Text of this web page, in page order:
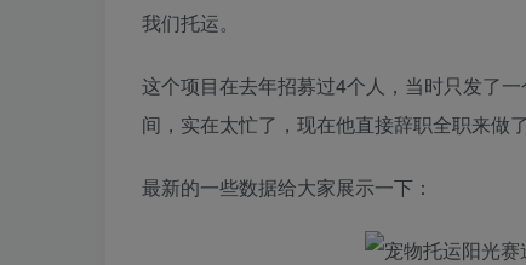
我们托运。
这个项目在去年招募过4个人，当时只发了
间，实在太忙了，现在他直接辞职全职来做了
最新的一些数据给大家展示一下：